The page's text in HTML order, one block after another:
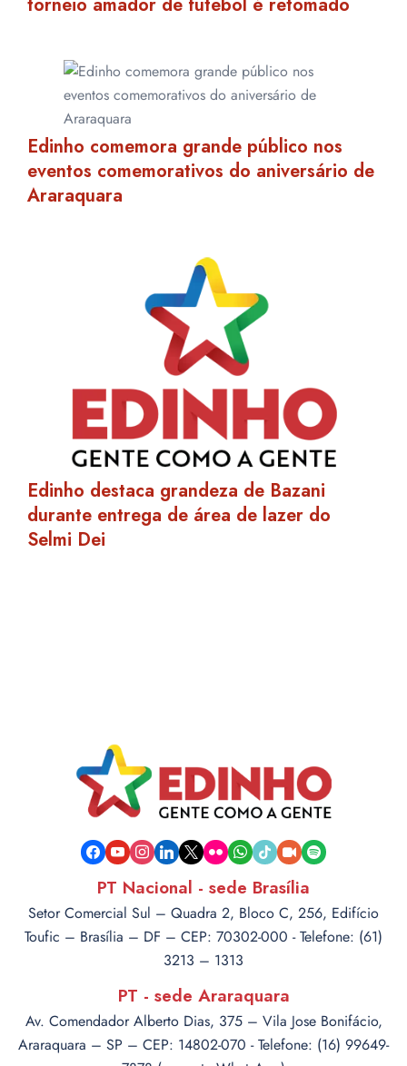
Edinho comemora grande público nos
eventos comemorativos do aniversário de
Araraquara
Edinho destaca grandeza de Bazani
durante entrega de área de lazer do
Selmi Dei
facebook
youtubeinstagram
linkedin
x flickrwhatsapp
tiktokvideo-spotify
PT Nacional - sede Brasília
Setor Comercial Sul – Quadra 2, Bloco C, 256, Edifício
Toufic – Brasília – DF – CEP: 70302-000 - Telefone: (61)
3213 – 1313
PT - sede Araraquara
Av. Comendador Alberto Dias, 375 – Vila Jose Bonifácio,
Araraquara – SP – CEP: 14802-070 - Telefone: (16) 99649-